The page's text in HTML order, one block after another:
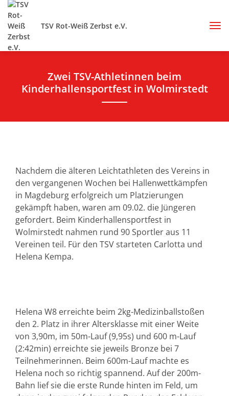
TSV Rot-Weiß Zerbst e.V.
Zwei TSV-Athletinnen beim
Kinderhallensportfest in Wolmirstedt
Nachdem die älteren Leichtathleten des Vereins in
den vergangenen Wochen bei Hallenwettkämpfen
in Magdeburg erfolgreich um Platzierungen
gekämpft haben, waren am 09.02. die Jüngeren
gefordert. Beim Kinderhallensportfest in
Wolmirstedt nahmen rund 90 Sportler aus 11
Vereinen teil. Für den TSV starteten Carlotta und
Helena Kempa.
Helena W8 erreichte beim 2kg-Medizinballstoßen
den 2. Platz in ihrer Altersklasse mit einer Weite
von 3,90m, im 50m-Lauf (9,95s) und 600 m-Lauf
(2:42min) erreichte sie jeweils Bronze bei 7
Teilnehmerinnen. Beim 600m-Lauf machte es
Helena noch so richtig spannend. Auf der 200m-
Bahn lief sie die erste Runde hinten im Feld, um